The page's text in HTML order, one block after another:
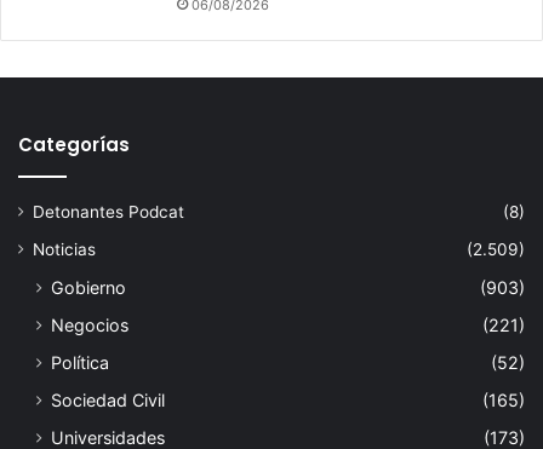
06/08/2026
Categorías
Detonantes Podcat
(8)
Noticias
(2.509)
Gobierno
(903)
Negocios
(221)
Política
(52)
Sociedad Civil
(165)
Universidades
(173)